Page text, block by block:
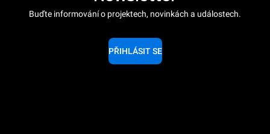
Buďte informování o projektech, novinkách a událostech.
PŘIHLÁSIT SE